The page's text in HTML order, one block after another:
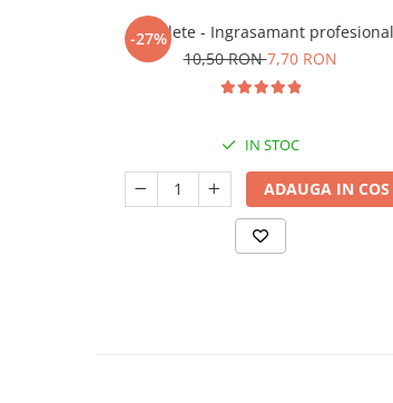
-27%
5 Tablete - Ingrasamant profesional
10,50 RON7,70 RON
IN STOC
ADAUGA IN COS